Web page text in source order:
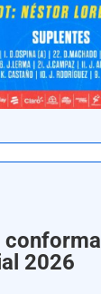
2026